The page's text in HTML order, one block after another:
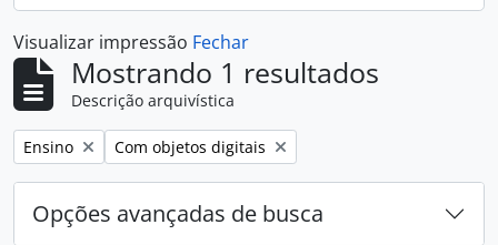
Visualizar impressão Fechar
Mostrando 1 resultados
Descrição arquivística
Remover filtro:
Ensino Remover filtro:
Com objetos digitais
Opções avançadas de busca